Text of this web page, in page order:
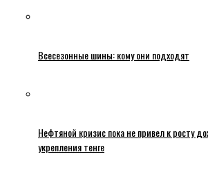
Всесезонные шины: кому они подходят
Нефтяной кризис пока не привел к росту
укрепления тенге